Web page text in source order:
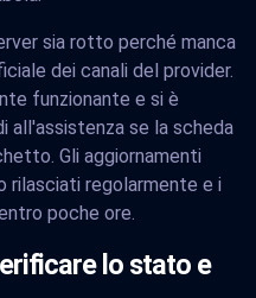
sia rotto perché manca
dei canali del provider.
funzionante e si è
se la scheda
Gli aggiornamenti
rilasciati regolarmente e i
poche ore.
lo stato e